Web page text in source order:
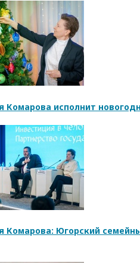
Комарова исполнит
Комарова: Югорский